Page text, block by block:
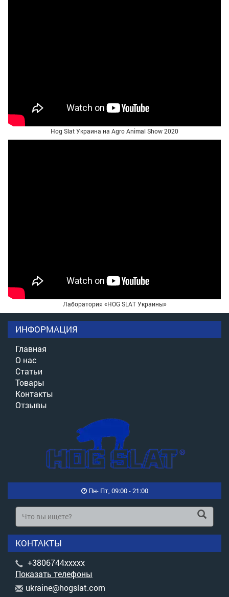
Hog Slat Украина на Agro Animal Show 2020
Лаборатория «HOG SLAT Украины»
ИНФОРМАЦИЯ
Главная
О нас
Статьи
Товары
Контакты
Отзывы
Пн- Пт, 09:00 - 21:00
КОНТАКТЫ
+3806744xxxxx
Показать телефоны
ukraine@hogslat.com